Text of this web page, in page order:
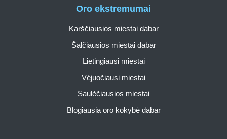
Oro ekstremumai
Karščiausios miestai dabar
Šalčiausios miestai dabar
Lietingiausi miestai
Vėjuočiausi miestai
Saulėčiausios miestai
Blogiausia oro kokybė dabar